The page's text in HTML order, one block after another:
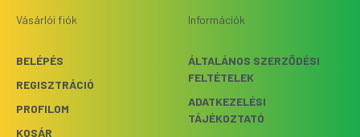
Vásárlói fiók
BELÉPÉS
REGISZTRÁCIÓ
PROFILOM
KOSÁR
Információk
ÁLTALÁNOS SZERZŐDÉSI
FELTÉTELEK
ADATKEZELÉSI
TÁJÉKOZTATÓ